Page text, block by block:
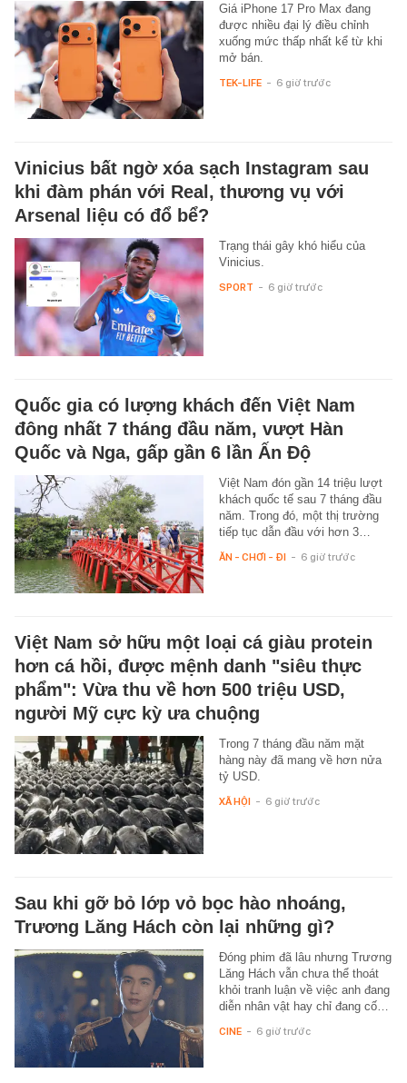
Giá iPhone 17 Pro Max đang
được nhiều đại lý điều chỉnh
xuống mức thấp nhất kể từ khi
mở bán.
TEK-LIFE - 6 giờ trước
Vinicius bất ngờ xóa sạch Instagram sau
khi đàm phán với Real, thương vụ với
Arsenal liệu có đổ bể?
Trạng thái gây khó hiểu của
Vinicius.
SPORT - 6 giờ trước
Quốc gia có lượng khách đến Việt Nam
đông nhất 7 tháng đầu năm, vượt Hàn
Quốc và Nga, gấp gần 6 lần Ấn Độ
Việt Nam đón gần 14 triệu lượt
khách quốc tế sau 7 tháng đầu
năm. Trong đó, một thị trường
tiếp tục dẫn đầu với hơn 3…
ĂN - CHƠI - ĐI - 6 giờ trước
Việt Nam sở hữu một loại cá giàu protein
hơn cá hồi, được mệnh danh "siêu thực
phẩm": Vừa thu về hơn 500 triệu USD,
người Mỹ cực kỳ ưa chuộng
Trong 7 tháng đầu năm mặt
hàng này đã mang về hơn nửa
tỷ USD.
XÃ HỘI - 6 giờ trước
Sau khi gỡ bỏ lớp vỏ bọc hào nhoáng,
Trương Lăng Hách còn lại những gì?
Đóng phim đã lâu nhưng Trương
Lăng Hách vẫn chưa thể thoát
khỏi tranh luận về việc anh đang
diễn nhân vật hay chỉ đang cố…
CINE - 6 giờ trước